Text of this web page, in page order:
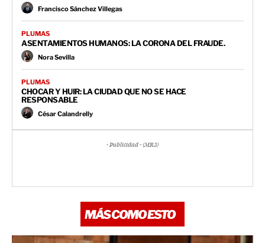
Francisco Sánchez Villegas
PLUMAS
ASENTAMIENTOS HUMANOS: LA CORONA DEL FRAUDE.
Nora Sevilla
PLUMAS
CHOCAR Y HUIR: LA CIUDAD QUE NO SE HACE
RESPONSABLE
César Calandrelly
- Publicidad - (MR3)
MÁS COMO ESTO